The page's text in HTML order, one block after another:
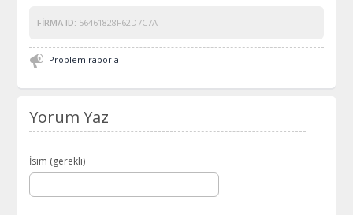
FIRMA ID: 56461828F62D7C7A
Problem raporla
Yorum Yaz
İsim (gerekli)